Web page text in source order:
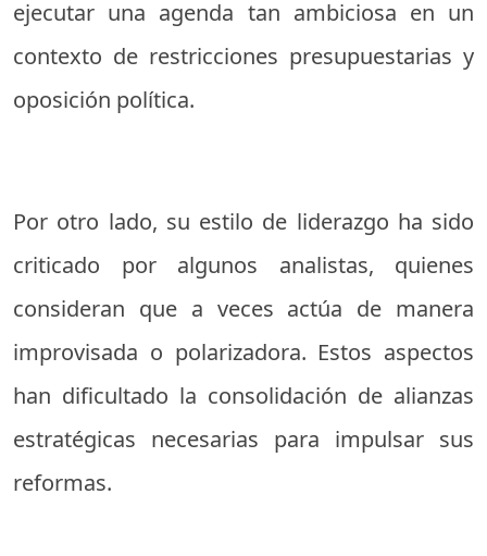
ejecutar una agenda tan ambiciosa en un
contexto de restricciones presupuestarias y
oposición política.
Por otro lado, su estilo de liderazgo ha sido
criticado por algunos analistas, quienes
consideran que a veces actúa de manera
improvisada o polarizadora. Estos aspectos
han dificultado la consolidación de alianzas
estratégicas necesarias para impulsar sus
reformas.